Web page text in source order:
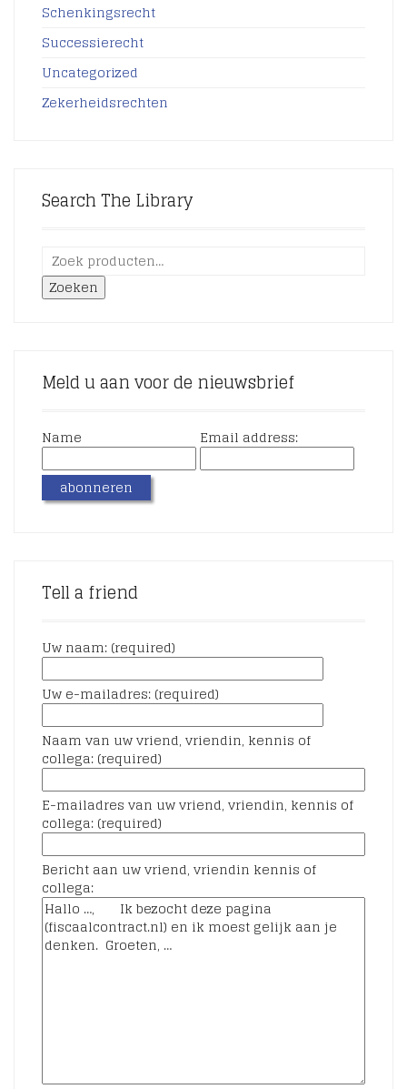
Schenkingsrecht
Successierecht
Uncategorized
Zekerheidsrechten
Search The Library
Zoeken
Meld u aan voor de nieuwsbrief
Name Email address:
Tell a friend
Uw naam: (required)
Uw e-mailadres: (required)
Naam van uw vriend, vriendin, kennis of
collega: (required)
E-mailadres van uw vriend, vriendin, kennis of
collega: (required)
Bericht aan uw vriend, vriendin kennis of
collega: